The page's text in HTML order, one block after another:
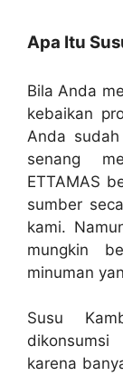
Apa Itu
Bila Anda
kebaikan
Anda
senang
ETTAMAS
sumber
kami.
mungkin
minuman
Susu
karena